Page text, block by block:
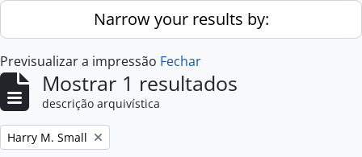
Skip to main contentNarrow your results by:
Previsualizar a impressão Fechar
Mostrar 1 resultados
descrição arquivística
Remove filter:
Harry M. Small